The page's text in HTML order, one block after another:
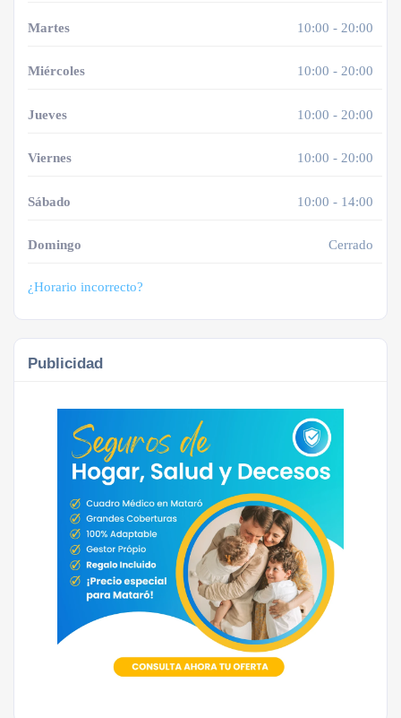
Martes 10:00 - 20:00
Miércoles 10:00 - 20:00
Jueves 10:00 - 20:00
Viernes 10:00 - 20:00
Sábado 10:00 - 14:00
Domingo Cerrado
¿Horario incorrecto?
Publicidad